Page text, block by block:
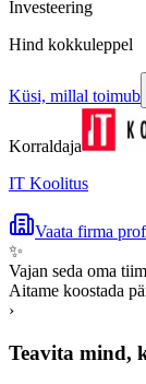
Investeering
Hind kokkuleppel
Küsi, millal toimub
Korraldaja
IT Koolitus
Vaata firma
✨
Vajan seda oma
Aitame koostada
›
Teavita mind,